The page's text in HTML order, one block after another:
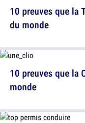
10 preuves que la
du monde
10 preuves que la
monde